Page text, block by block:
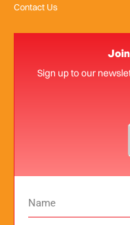
Contact Us
Sign up to our